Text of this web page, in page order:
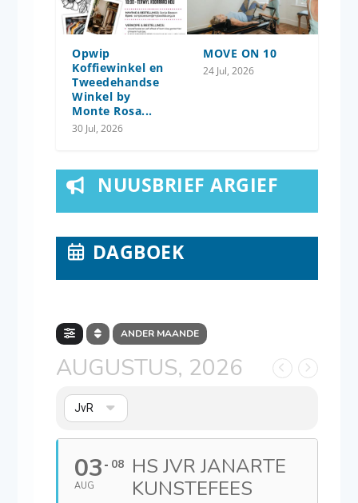
Opwip
Koffiewinkel en
Tweedehandse
Winkel by
Monte Rosa...
30 Jul, 2026
MOVE ON 10
24 Jul, 2026
NUUSBRIEF ARGIEF
DAGBOEK
ANDER MAANDE
AUGUSTUS, 2026
JvR
03
AUG
08
HS JVR JANARTE
KUNSTEFEES